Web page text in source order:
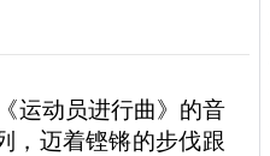
运动员进行曲》的音
，迈着铿锵的步伐跟